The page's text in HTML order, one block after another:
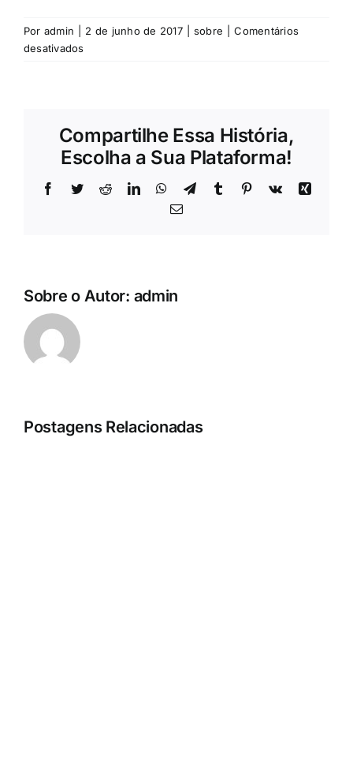
Por admin 2 de junho de 2017 sobre
Comentários
desativadosem
Compartilhe Essa História,
Escolha a Sua Plataforma!
Facebook
TwitterRedditLinkedInWhatsApp
TelegramTumblr Pinterest
Vk
Xing
E-
Sobre o Autor: admin
Postagens Relacionadas